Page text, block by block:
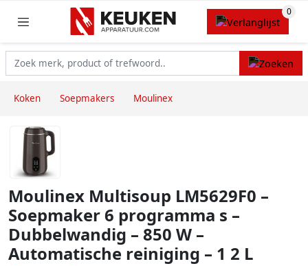
Koken Soepmakers Moulinex
Moulinex Multisoup LM5629F0 –
Soepmaker 6 programma s –
Dubbelwandig – 850 W –
Automatische reiniging – 1 2 L